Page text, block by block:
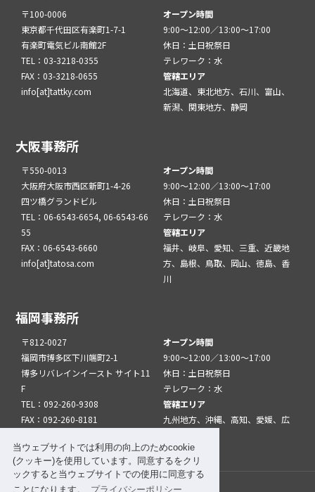
当ウェブサイトでは利用の向上のためcookie
(クッキー)を使用しています。同意するをクリ
ックすると当ウェブサイトでの使用に同意する
ことになります。
プライバシーポリシー
〒100-0006
東京都千代田区有楽町1-7-1
有楽町電気ビル南館2F
TEL：03-3218-0355
FAX：03-3218-0655
info[at]tattky.com
オープン時間
9:00～12:00／13:00～17:00
休日：土日祝祭日
テレワーク：水
管轄エリア
北海道、東北地方、石川、富山、
新潟、関東地方、静岡
大阪事務所
〒550-0013
大阪府大阪市西区新町1-4-26
四ツ橋グランドビル
TEL：06-6543-6654, 06-6543-66
55
FAX：06-6543-6660
info[at]tatosa.com
オープン時間
9:00～12:00／13:00～17:00
休日：土日祝祭日
テレワーク：水
管轄エリア
福井、岐阜、愛知、三重、近畿地
方、島根、鳥取、岡山、徳島、香
川
福岡事務所
〒812-0027
福岡市博多区下川端町2-1
博多リバレインイースト サイト11
F
TEL：092-260-9308
FAX：092-260-8181
オープン時間
9:00～12:00／13:00～17:00
休日：土日祝祭日
テレワーク：水
管轄エリア
九州地方、沖縄、高知、愛媛、広